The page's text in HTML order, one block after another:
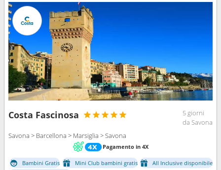
Costa Fascinosa
5 giorni
da Savona
Savona > Barcellona > Marsiglia > Savona
Pagamento in 4X
Bambini Gratis Mini Club bambini gratis
All Inclusive disponibile